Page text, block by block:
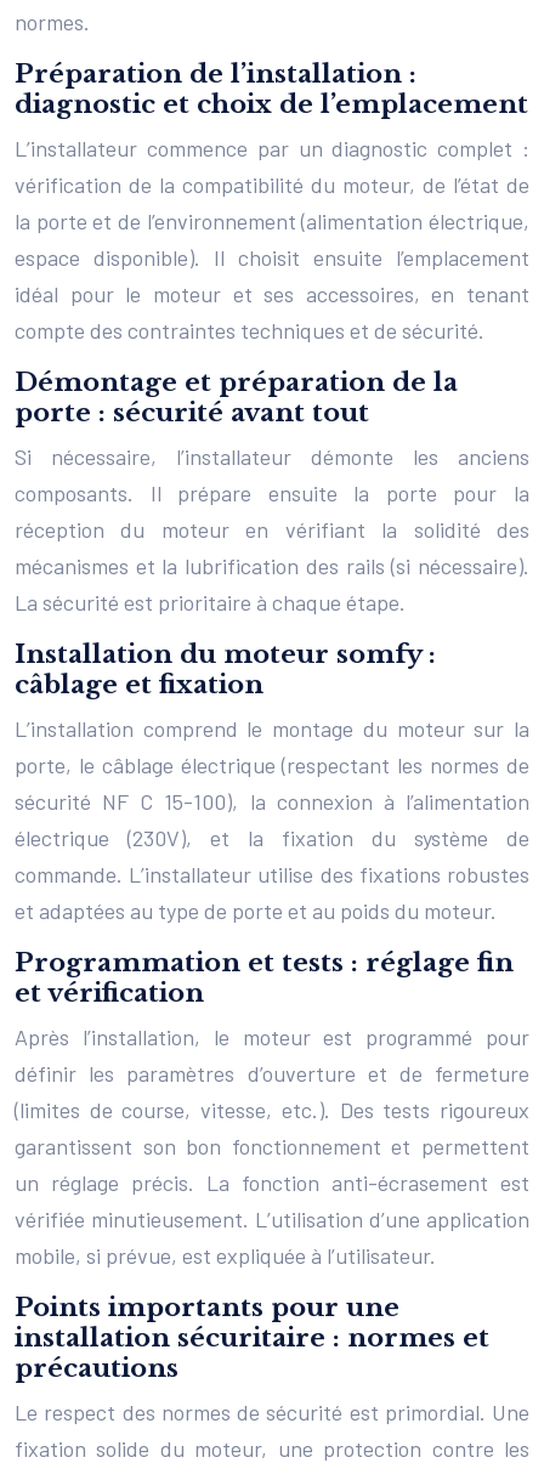
normes.
Préparation de l’installation :
diagnostic et choix de l’emplacement
L’installateur commence par un diagnostic complet :
vérification de la compatibilité du moteur, de l’état de
la porte et de l’environnement (alimentation électrique,
espace disponible). Il choisit ensuite l’emplacement
idéal pour le moteur et ses accessoires, en tenant
compte des contraintes techniques et de sécurité.
Démontage et préparation de la
porte : sécurité avant tout
Si nécessaire, l’installateur démonte les anciens
composants. Il prépare ensuite la porte pour la
réception du moteur en vérifiant la solidité des
mécanismes et la lubrification des rails (si nécessaire).
La sécurité est prioritaire à chaque étape.
Installation du moteur somfy :
câblage et fixation
L’installation comprend le montage du moteur sur la
porte, le câblage électrique (respectant les normes de
sécurité NF C 15-100), la connexion à l’alimentation
électrique (230V), et la fixation du système de
commande. L’installateur utilise des fixations robustes
et adaptées au type de porte et au poids du moteur.
Programmation et tests : réglage fin
et vérification
Après l’installation, le moteur est programmé pour
définir les paramètres d’ouverture et de fermeture
(limites de course, vitesse, etc.). Des tests rigoureux
garantissent son bon fonctionnement et permettent
un réglage précis. La fonction anti-écrasement est
vérifiée minutieusement. L’utilisation d’une application
mobile, si prévue, est expliquée à l’utilisateur.
Points importants pour une
installation sécuritaire : normes et
précautions
Le respect des normes de sécurité est primordial. Une
fixation solide du moteur, une protection contre les